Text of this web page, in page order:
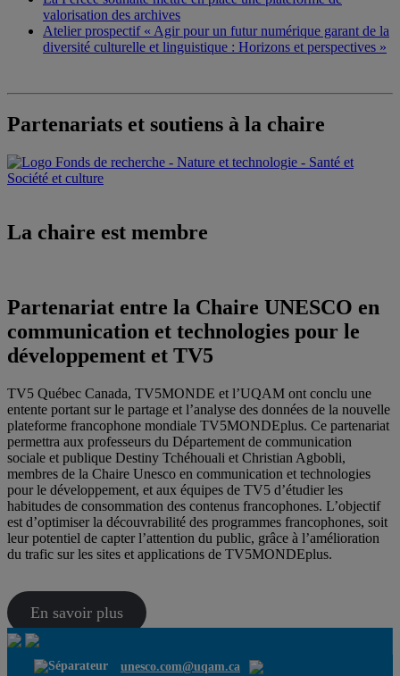
valorisation des archives
Atelier prospectif « Agir pour un futur numérique garant de la
diversité culturelle et linguistique : Horizons et perspectives »
Partenariats et soutiens à la chaire
La chaire est membre
Partenariat entre la Chaire UNESCO en
communication et technologies pour le
développement et TV5
TV5 Québec Canada, TV5MONDE et l’UQAM ont conclu une
entente portant sur le partage et l’analyse des données de la nouvelle
plateforme francophone mondiale TV5MONDEplus. Ce partenariat
permettra aux professeurs du Département de communication
sociale et publique Destiny Tchéhouali et Christian Agbobli,
membres de la Chaire Unesco en communication et technologies
pour le développement, et aux équipes de TV5 d’étudier les
habitudes de consommation des contenus francophones. L’objectif
est d’optimiser la découvrabilité des programmes francophones, soit
leur potentiel de capter l’attention du public, grâce à l’amélioration
du trafic sur les sites et applications de TV5MONDEplus.
En savoir plus
unesco.com@uqam.ca